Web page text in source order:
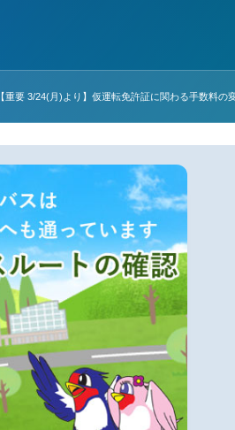
【重要 3/24(月)より】仮運転免許証に関わる手数料の